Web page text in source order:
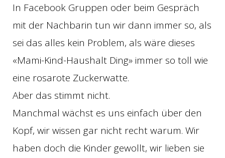
In Facebook Gruppen oder beim Gespräch
mit der Nachbarin tun wir dann immer so, als
sei das alles kein Problem, als wäre dieses
«Mami-Kind-Haushalt Ding» immer so toll wie
eine rosarote Zuckerwatte.
Aber das stimmt nicht.
Manchmal wächst es uns einfach über den
Kopf, wir wissen gar nicht recht warum. Wir
haben doch die Kinder gewollt, wir lieben sie